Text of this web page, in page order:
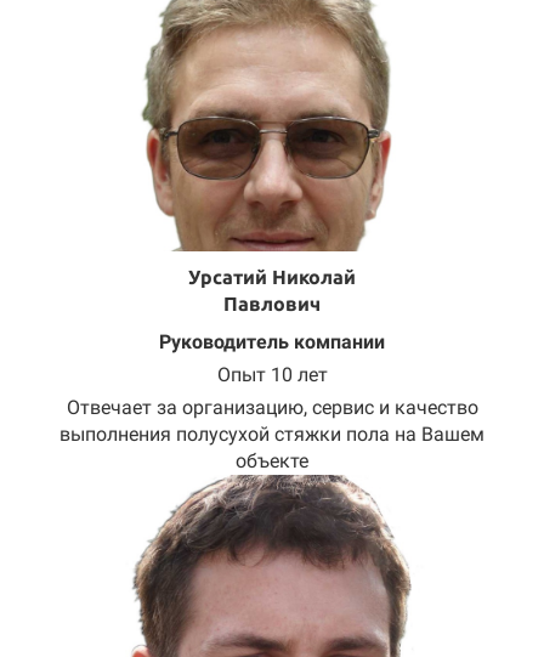
Урсатий Николай
Павлович
Руководитель компании
Опыт 10 лет
Отвечает за организацию, сервис и качество
выполнения полусухой стяжки пола на Вашем
объекте